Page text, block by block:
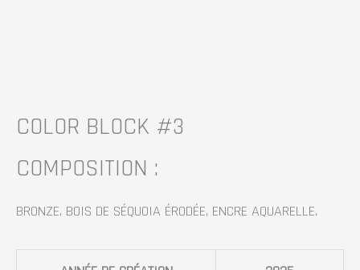
COLOR BLOCK #3
COMPOSITION :
BRONZE, BOIS DE SÉQUOIA ÉRODÉE, ENCRE AQUARELLE.